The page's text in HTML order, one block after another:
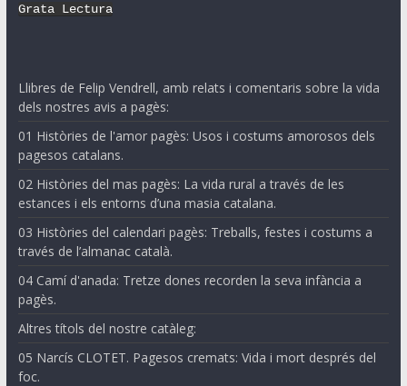
Grata Lectura
Llibres de Felip Vendrell, amb relats i comentaris sobre la vida
dels nostres avis a pagès:
01 Històries de l'amor pagès: Usos i costums amorosos dels
pagesos catalans.
02 Històries del mas pagès: La vida rural a través de les
estances i els entorns d’una masia catalana.
03 Històries del calendari pagès: Treballs, festes i costums a
través de l’almanac català.
04 Camí d'anada: Tretze dones recorden la seva infància a
pagès.
Altres títols del nostre catàleg:
05 Narcís CLOTET. Pagesos cremats: Vida i mort després del
foc.